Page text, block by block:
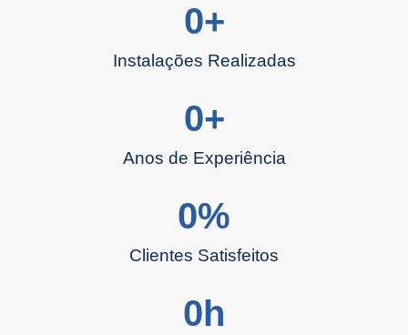
Instalações Realizadas
0+
Anos de Experiência
0+
Clientes Satisfeitos
0%
0h